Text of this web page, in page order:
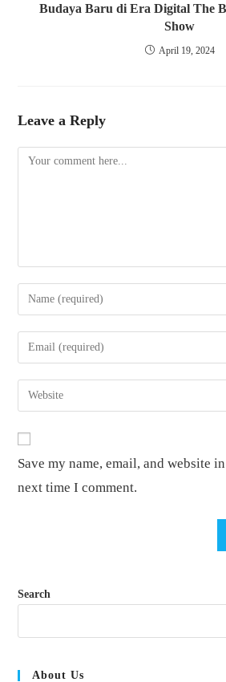
Budaya Baru di Era Digital The
Show
April 19, 2024
Leave a Reply
Comment
Enter
your
name
comment
Enter
your
email
address
Enter
your
URL
(optional)
Save my name, email, and website
next time I comment.
Search
About Us